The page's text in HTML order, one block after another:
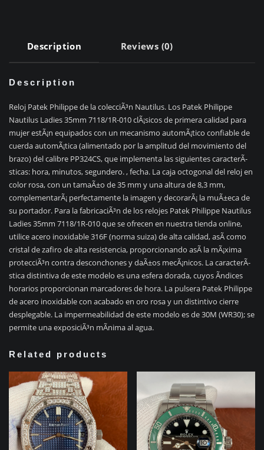
quantityDescription Reviews (0)
Description
Reloj Patek Philippe de la colecciÃ³n Nautilus. Los Patek Philippe
Nautilus Ladies 35mm 7118/1R-010 clÃ¡sicos de primera calidad para
mujer estÃ¡n equipados con un mecanismo automÃ¡tico confiable de
cuerda automÃ¡tica (alimentado por la amplitud del movimiento del
brazo) del calibre PP324CS, que implementa las siguientes caracterÃ­
sticas: hora, minutos, segundero. , fecha. La caja octogonal del reloj en
color rosa, con un tamaÃ±o de 35 mm y una altura de 8,3 mm,
complementarÃ¡ perfectamente la imagen y decorarÃ¡ la muÃ±eca de
su portador. Para la fabricaciÃ³n de los relojes Patek Philippe Nautilus
Ladies 35mm 7118/1R-010 que se ofrecen en nuestra tienda online,
utilice acero inoxidable 316F (norma suiza) de alta calidad, asÃ­ como
cristal de zafiro de alta resistencia, proporcionando asÃ­ la mÃ¡xima
protecciÃ³n contra desconchones y daÃ±os mecÃ¡nicos. La caracterÃ­
stica distintiva de este modelo es una esfera dorada, cuyos Ã­ndices
horarios proporcionan marcadores de hora. La pulsera Patek Philippe
de acero inoxidable con acabado en oro rosa y un distintivo cierre
desplegable. La impermeabilidad de este modelo es de 30M (WR30); se
permite una exposiciÃ³n mÃ­nima al agua.
Related products